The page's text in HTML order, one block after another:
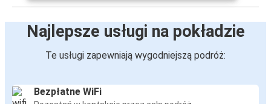
Najlepsze usługi na pokładzie
Te usługi zapewniają wygodniejszą podróż:
Bezpłatne WiFi